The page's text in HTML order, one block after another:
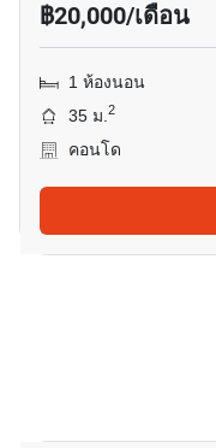
฿20,000/เดือน
1 ห้องนอน
35 ม.2
คอนโด